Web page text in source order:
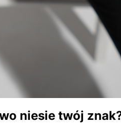
niesie twój